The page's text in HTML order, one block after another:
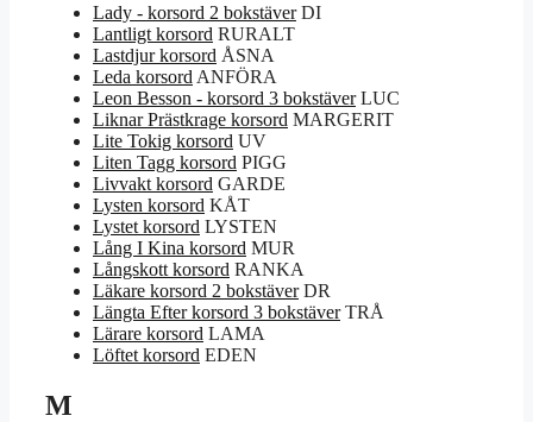
Lady - korsord 2 bokstäver DI
Lantligt korsord RURALT
Lastdjur korsord ÅSNA
Leda korsord ANFÖRA
Leon Besson - korsord 3 bokstäver LUC
Liknar Prästkrage korsord MARGERIT
Lite Tokig korsord UV
Liten Tagg korsord PIGG
Livvakt korsord GARDE
Lysten korsord KÅT
Lystet korsord LYSTEN
Lång I Kina korsord MUR
Långskott korsord RANKA
Läkare korsord 2 bokstäver DR
Längta Efter korsord 3 bokstäver TRÅ
Lärare korsord LAMA
Löftet korsord EDEN
M